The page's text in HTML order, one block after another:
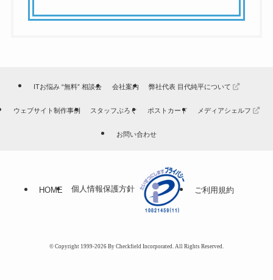
ITお悩み “無料” 相談会 会社案内 弊社代表 目代純平について
ウェブサイト制作事例 スタッフぶろぐ ポストカード メディアシェルフ
お問い合わせ
HOME 個人情報保護方針 ご利用規約
© Copyright 1999-2026 By Checkfield Incorporated. All Rights Reserved.